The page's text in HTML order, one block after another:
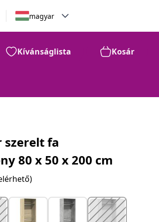
magyar
Kívánságlista Kosár
szerelt fa
80 x 50 x 200 cm